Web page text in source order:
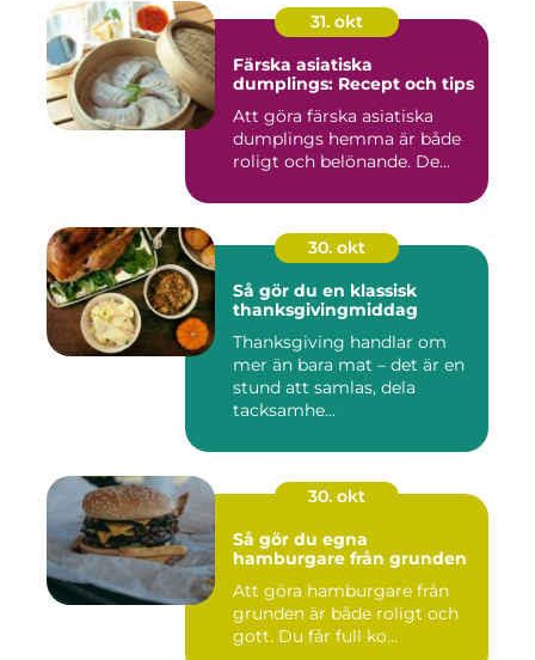
31. okt
Färska asiatiska
dumplings: Recept och tips
Att göra färska asiatiska
dumplings hemma är både
roligt och belönande. De...
30. okt
Så gör du en klassisk
thanksgivingmiddag
Thanksgiving handlar om
mer än bara mat – det är en
stund att samlas, dela
tacksamhe...
30. okt
Så gör du egna
hamburgare från grunden
Att göra hamburgare från
grunden är både roligt och
gott. Du får full ko...